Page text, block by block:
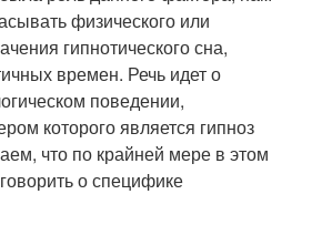
физического или
гипнотического сна,
времен. Речь идет о
поведении,
которого является гипноз
что по крайней мере в этом
о специфике